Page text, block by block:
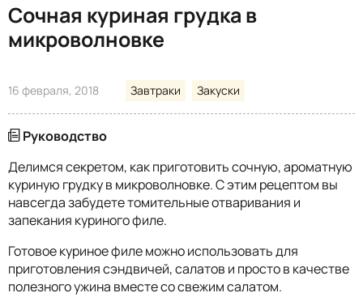
Сочная куриная грудка в
микроволновке
16 февраля, 2018 Завтраки Закуски
Руководство
Делимся секретом, как приготовить сочную, ароматную
куриную грудку в микроволновке. С этим рецептом вы
навсегда забудете томительные отваривания и
запекания куриного филе.
Готовое куриное филе можно использовать для
приготовления сэндвичей, салатов и просто в качестве
полезного ужина вместе со свежим салатом.